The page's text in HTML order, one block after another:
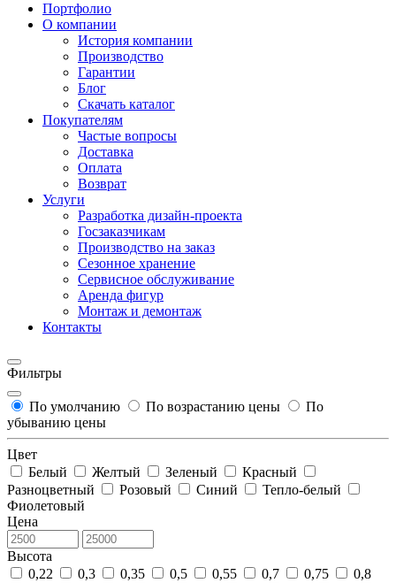
Портфолио
О компании
История компании
Производство
Гарантии
Блог
Скачать каталог
Покупателям
Частые вопросы
Доставка
Оплата
Возврат
Услуги
Разработка дизайн-проекта
Госзаказчикам
Производство на заказ
Сезонное хранение
Сервисное обслуживание
Аренда фигур
Монтаж и демонтаж
Контакты
Фильтры
По умолчанию По возрастанию цены
По
убыванию цены
Цвет
Белый
Желтый Зеленый
Красный
Разноцветный
Розовый Синий
Тепло-белый
Фиолетовый
Цена
Высота
0,22
0,3 0,35 0,5 0,55 0,7 0,75
0,8